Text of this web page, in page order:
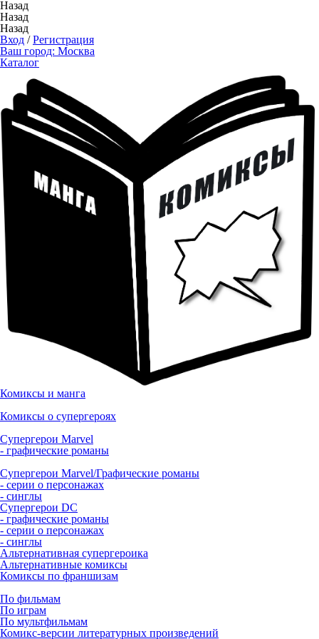
Назад
Назад
Назад
Вход /Регистрация
Ваш город: Москва
Каталог
Комиксы и манга
Комиксы о супергероях
Супергерои Marvel
- графические романы
Супергерои Marvel/Графические романы
- серии о персонажах
- синглы
Супергерои DC
- графические романы
- серии о персонажах
- синглы
Альтернативная супергероика
Альтернативные комиксы
Комиксы по франшизам
По фильмам
По играм
По мультфильмам
Комикс-версии литературных произведений